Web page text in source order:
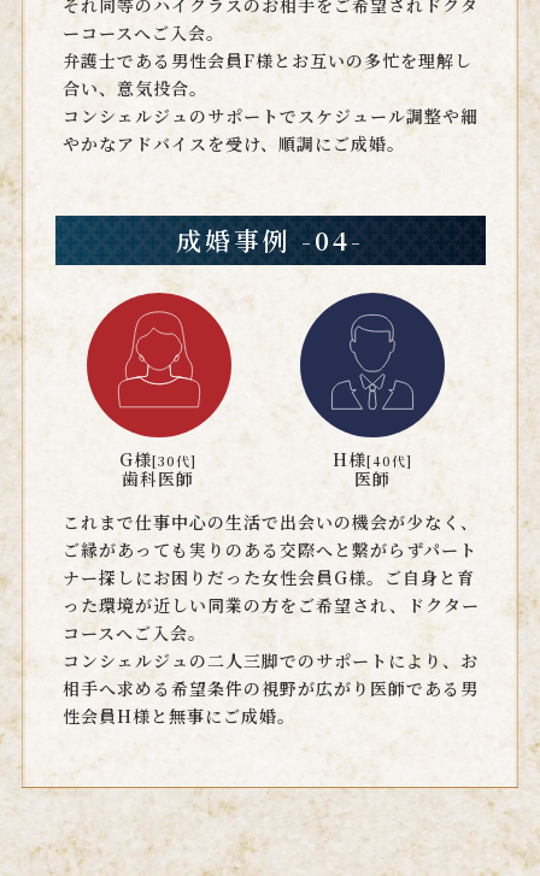
ーコースへご入会。
弁護士である男性会員F様とお互いの多忙を理解し
合い、意気投合。
コンシェルジュのサポートでスケジュール調整や細
やかなアドバイスを受け、順調にご成婚。
成婚事例 -04-
G様[30代]
歯科医師
H様[40代]
医師
これまで仕事中心の生活で出会いの機会が少なく、
ご縁があっても実りのある交際へと繋がらずパート
ナー探しにお困りだった女性会員G様。ご自身と育
った環境が近しい同業の方をご希望され、ドクター
コースへご入会。
コンシェルジュの二人三脚でのサポートにより、お
相手へ求める希望条件の視野が広がり医師である男
性会員H様と無事にご成婚。